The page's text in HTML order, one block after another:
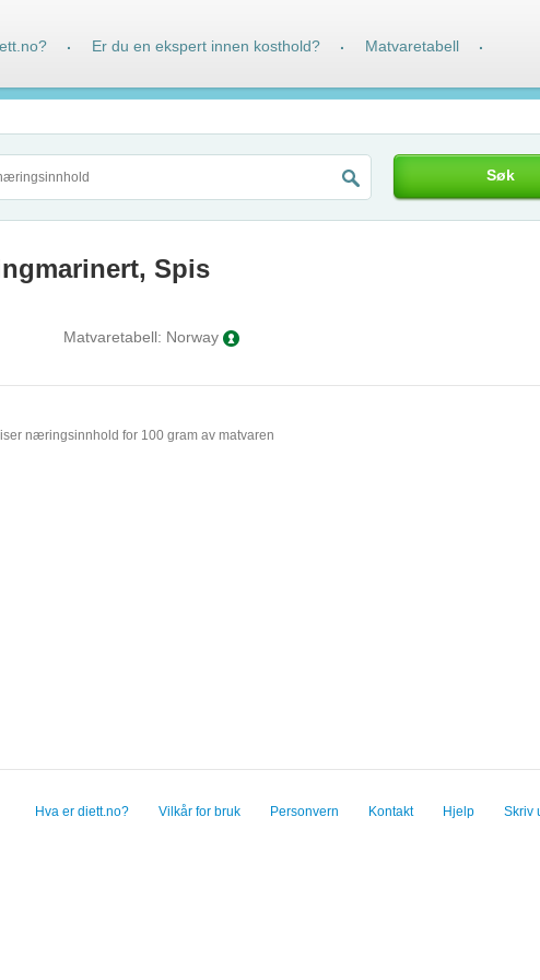
Søk
Spis
Matvaretabell: Norway
næringsinnhold for 100 gram av matvaren
Hva er diett.no? Vilkår for bruk Personvern Kontakt Hjelp Skriv
· Er du en ekspert innen kosthold? · Matvaretabell ·